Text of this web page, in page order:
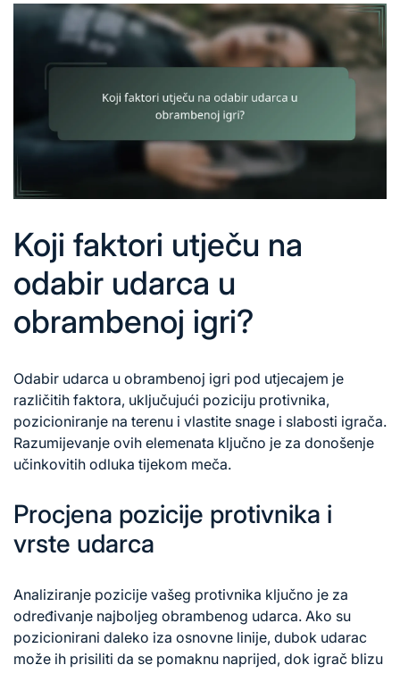
Koji faktori utječu na
odabir udarca u
obrambenoj igri?
Odabir udarca u obrambenoj igri pod utjecajem je
različitih faktora, uključujući poziciju protivnika,
pozicioniranje na terenu i vlastite snage i slabosti igrača.
Razumijevanje ovih elemenata ključno je za donošenje
učinkovitih odluka tijekom meča.
Procjena pozicije protivnika i
vrste udarca
Analiziranje pozicije vašeg protivnika ključno je za
određivanje najboljeg obrambenog udarca. Ako su
pozicionirani daleko iza osnovne linije, dubok udarac
može ih prisiliti da se pomaknu naprijed, dok igrač blizu